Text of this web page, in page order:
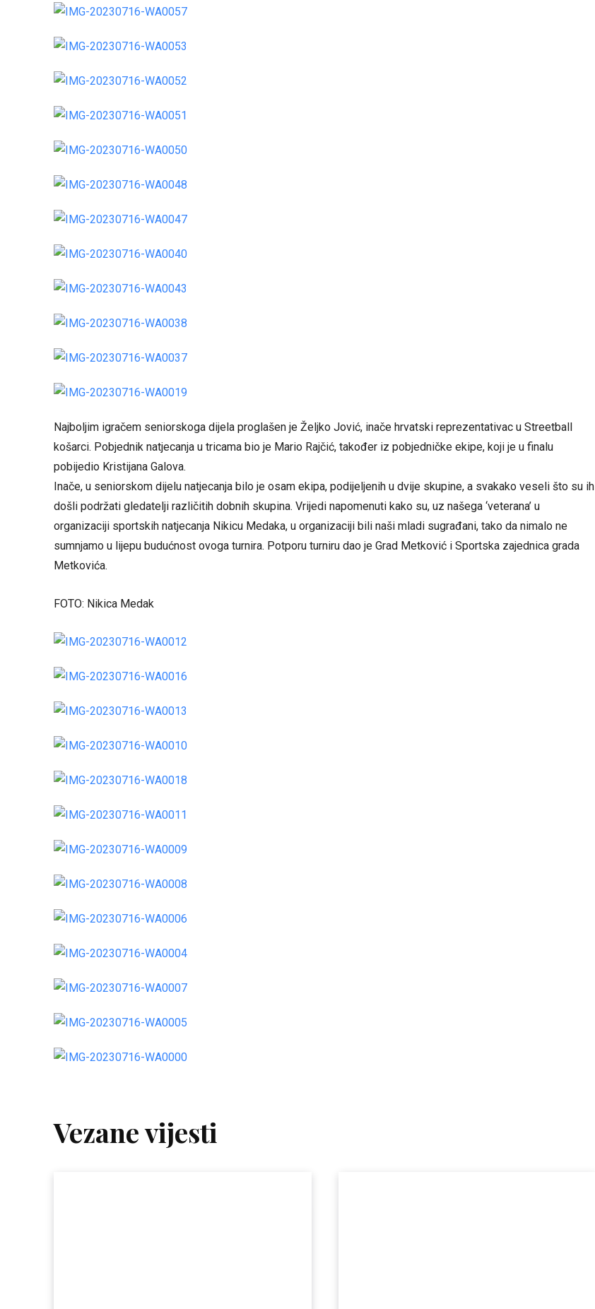
Najboljim igračem seniorskoga dijela proglašen je Željko Jović, inače hrvatski reprezentativac u Streetball
košarci. Pobjednik natjecanja u tricama bio je Mario Rajčić, također iz pobjedničke ekipe, koji je u finalu
pobijedio Kristijana Galova.
Inače, u seniorskom dijelu natjecanja bilo je osam ekipa, podijeljenih u dvije skupine, a svakako veseli što su ih
došli podržati gledatelji različitih dobnih skupina. Vrijedi napomenuti kako su, uz našega ‘veterana’ u
organizaciji sportskih natjecanja Nikicu Medaka, u organizaciji bili naši mladi sugrađani, tako da nimalo ne
sumnjamo u lijepu budućnost ovoga turnira. Potporu turniru dao je Grad Metković i Sportska zajednica grada
Metkovića.
FOTO: Nikica Medak
Vezane vijesti